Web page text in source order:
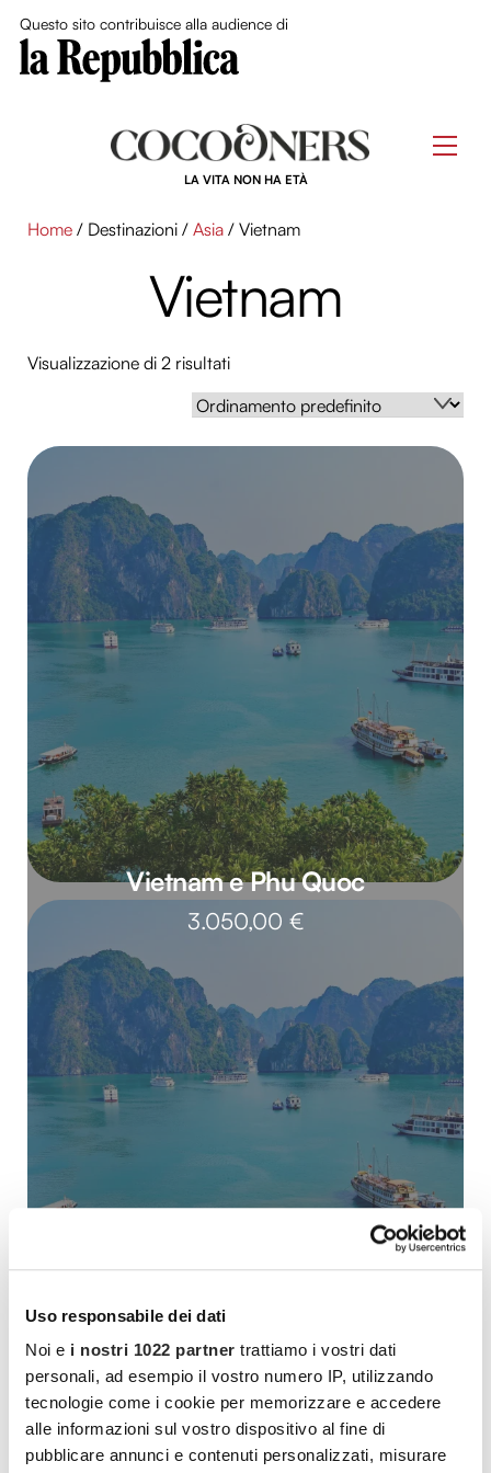
Uso responsabile dei dati
Noi e i nostri 1022 partner trattiamo i vostri dati
personali, ad esempio il vostro numero IP, utilizzando
tecnologie come i cookie per memorizzare e accedere
alle informazioni sul vostro dispositivo al fine di
pubblicare annunci e contenuti personalizzati, misurare
Questo sito contribuisce alla audience di
LA VITA NON HA ETÀ
Home / Destinazioni / Asia / Vietnam
Vietnam
Visualizzazione di 2 risultati
Vietnam e Phu Quoc
3.050,00 €